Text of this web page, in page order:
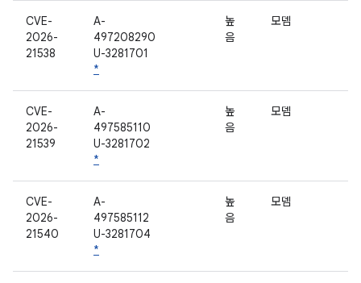
CVE-
2026-
21538
A-
497208290
U-3281701
*
높
음
모뎀
CVE-
2026-
21539
A-
497585110
U-3281702
*
높
음
모뎀
CVE-
2026-
21540
A-
497585112
U-3281704
*
높
음
모뎀